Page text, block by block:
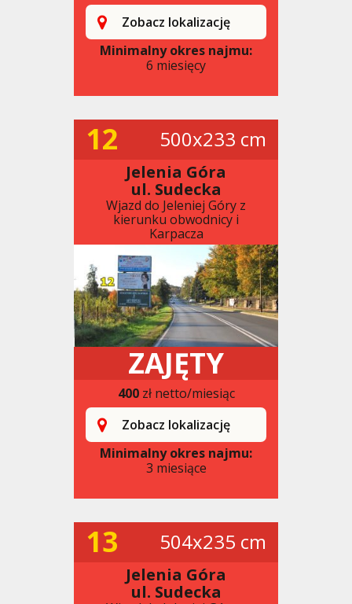
Zobacz lokalizację
Minimalny okres najmu:
6 miesięcy
12 500x233 cm
Jelenia Góra
ul. Sudecka
Wjazd do Jeleniej Góry z
kierunku obwodnicy i
Karpacza
ZAJĘTY
400zł netto/miesiąc
Zobacz lokalizację
Minimalny okres najmu:
3 miesiące
13 504x235 cm
Jelenia Góra
ul. Sudecka